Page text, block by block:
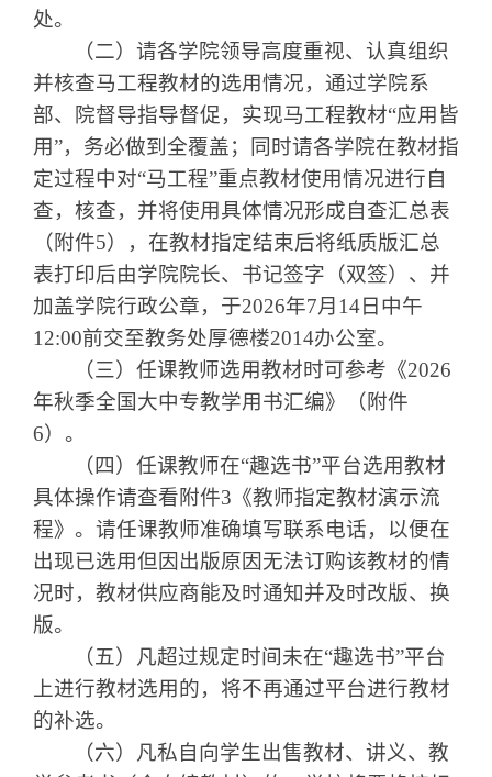
处。
（二）请各学院领导高度重视、认真组织
并核查马工程教材的选用情况，通过学院系
部、院督导指导督促，实现马工程教材“应用皆
用”，务必做到全覆盖；同时请各学院在教材指
定过程中对“马工程”重点教材使用情况进行自
查，核查，并将使用具体情况形成自查汇总表
（附件5），在教材指定结束后将纸质版汇总
表打印后由学院院长、书记签字（双签）、并
加盖学院行政公章，于2026年7月 14日中午
12:00前交至教务处厚德楼2014办公室。
（三）任课教师选用教材时可参考《2026
年秋季全国大中专教学用书汇编》（附件
6）。
（四）任课教师在“趣选书”平台选用教材
具体操作请查看附件3 《教师指定教材演示流
程》。请任课教师准确填写联系电话，以便在
出现已选用但因出版原因无法订购该教材的情
况时，教材供应商能及时通知并及时改版、换
版。
（五）凡超过规定时间未在“趣选书”平台
上进行教材选用的，将不再通过平台进行教材
的补选。
（六）凡私自向学生出售教材、讲义、教